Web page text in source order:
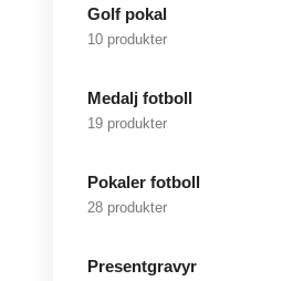
Golf pokal
10 produkter
Medalj fotboll
19 produkter
Pokaler fotboll
28 produkter
Presentgravyr